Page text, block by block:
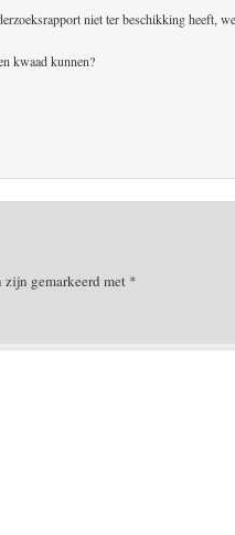
niet ter beschikking heeft,
kwaad kunnen?
gemarkeerd met *